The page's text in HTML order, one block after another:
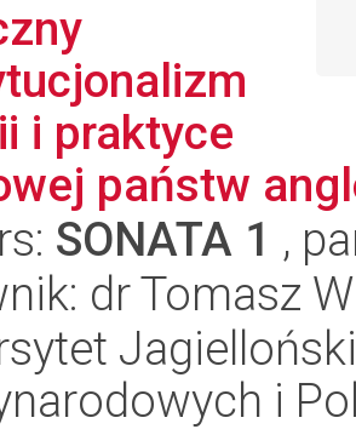
i praktyce
państw
SONATA 1 ,
dr Tomasz
i